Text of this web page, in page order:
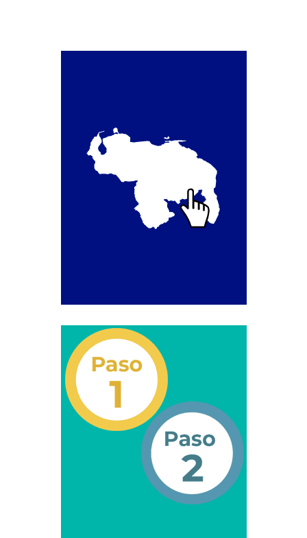
Llamado a Concurso Abierto
Marco Jurídico
Recaudos y requisitos para Estudio de Proyecto
para instalación de medio publicitario (valla
publicitaria).
Recaudos y requisitos para instalación o
renovación de autorización de medio publicitario fijo.
Recaudos y requisitos para instalación o
renovación de medio publicitario fijo.